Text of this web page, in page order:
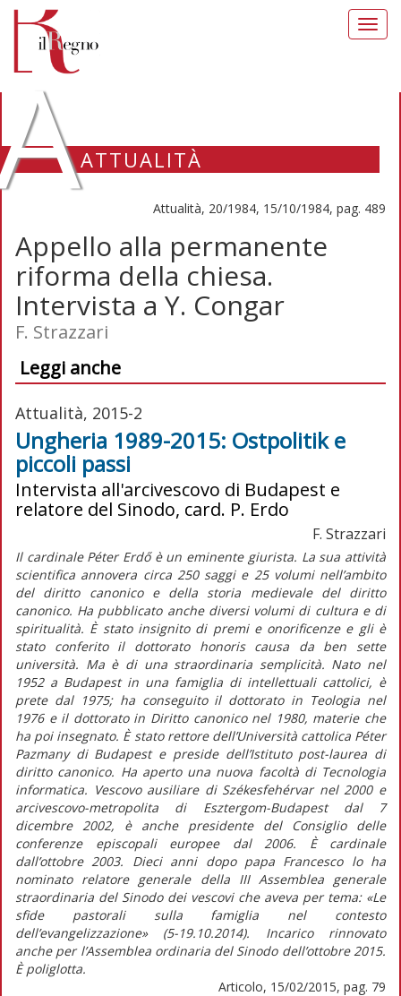
ATTUALITÀ
Attualità, 20/1984, 15/10/1984, pag. 489
Appello alla permanente
riforma della chiesa.
Intervista a Y. Congar
F. Strazzari
Leggi anche
Attualità, 2015-2
Ungheria 1989-2015: Ostpolitik e
piccoli passi
Intervista all'arcivescovo di Budapest e
relatore del Sinodo, card. P. Erdo
F. Strazzari
Il cardinale Péter Erdő è un eminente giurista. La sua attività
scientifica annovera circa 250 saggi e 25 volumi nell’ambito
del diritto canonico e della storia medievale del diritto
canonico. Ha pubblicato anche diversi volumi di cultura e di
spiritualità. È stato insignito di premi e onorificenze e gli è
stato conferito il dottorato honoris causa da ben sette
università. Ma è di una straordinaria semplicità. Nato nel
1952 a Budapest in una famiglia di intellettuali cattolici, è
prete dal 1975; ha conseguito il dottorato in Teologia nel
1976 e il dottorato in Diritto canonico nel 1980, materie che
ha poi insegnato. È stato rettore dell’Università cattolica Péter
Pazmany di Budapest e preside dell’Istituto post-laurea di
diritto canonico. Ha aperto una nuova facoltà di Tecnologia
informatica. Vescovo ausiliare di Székesfehérvar nel 2000 e
arcivescovo-metropolita di Esztergom-Budapest dal 7
dicembre 2002, è anche presidente del Consiglio delle
conferenze episcopali europee dal 2006. È cardinale
dall’ottobre 2003. Dieci anni dopo papa Francesco lo ha
nominato relatore generale della III Assemblea generale
straordinaria del Sinodo dei vescovi che aveva per tema: «Le
sfide pastorali sulla famiglia nel contesto
dell’evangelizzazione» (5-19.10.2014). Incarico rinnovato
anche per l’Assemblea ordinaria del Sinodo dell’ottobre 2015.
È poliglotta.
Articolo, 15/02/2015, pag. 79